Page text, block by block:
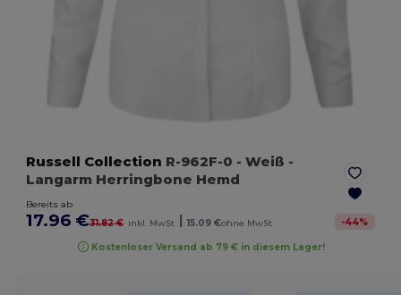
Russell Collection R-962F-0 - Weiß -
Langarm Herringbone Hemd
Bereits ab
17.96 €31.82 € inkl. MwSt 15.09 €ohne MwSt -44%
Kostenloser Versand ab 79 € in diesem Lager!